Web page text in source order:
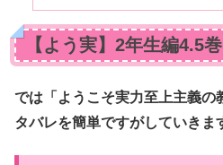
【よう実】2年生編4.5
では「ようこそ実力至上主義の
タバレを簡単ですがしていきま